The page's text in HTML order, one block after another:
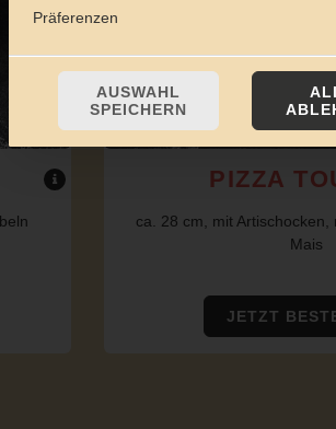
PIZZA
ca. 28 cm, mit
Mais
JETZT
Präferenzen
AUSWAHL
SPEICHERN